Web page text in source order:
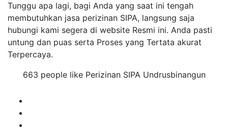
Tunggu apa lagi, bagi Anda yang saat ini tengah
membutuhkan jasa perizinan SIPA, langsung saja
hubungi kami segera di website Resmi ini. Anda pasti
untung dan puas serta Proses yang Tertata akurat
Terpercaya.
663 people like Perizinan SIPA Undrusbinangun